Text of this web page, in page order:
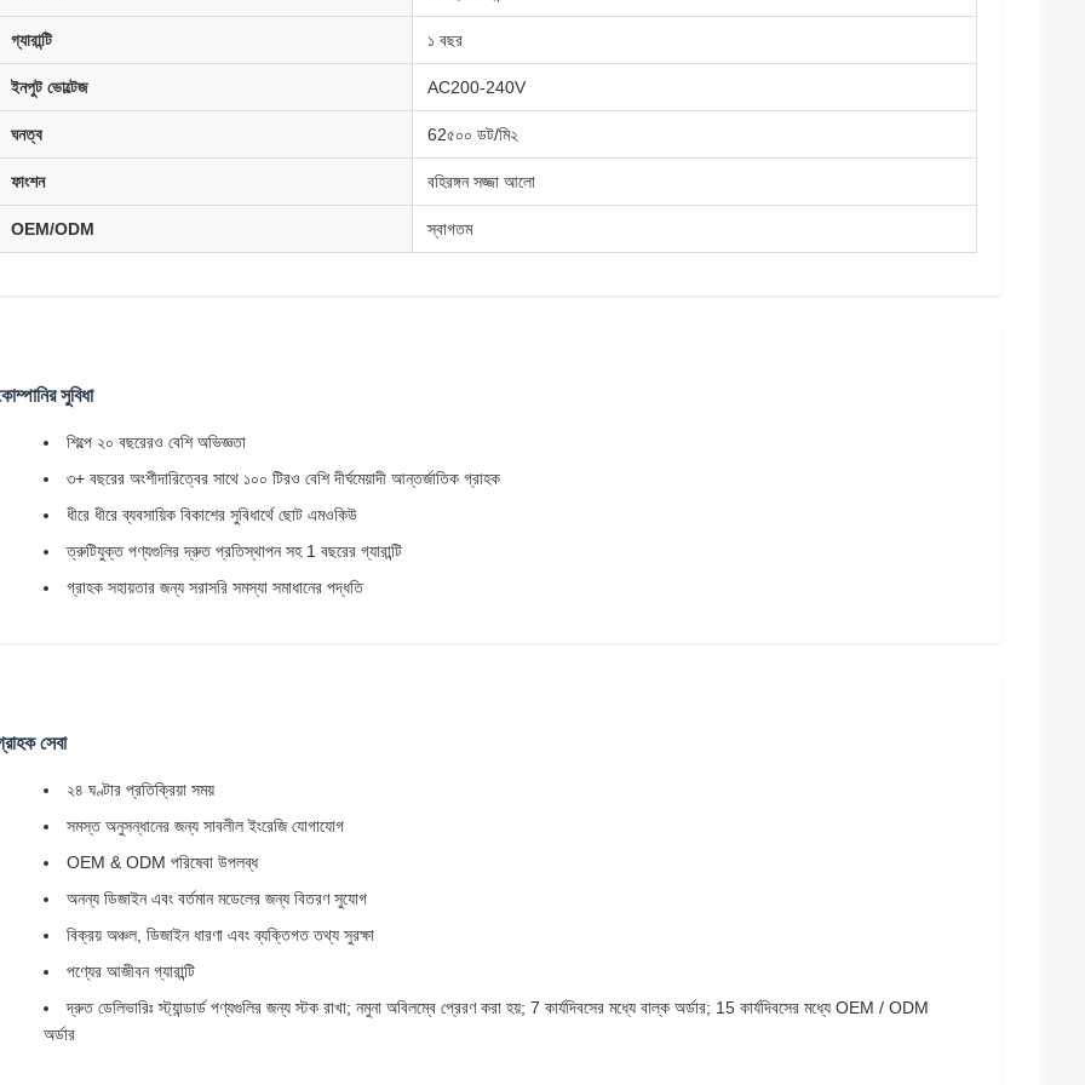
গ্যারান্টি ১ বছর
ইনপুট ভোল্টেজ AC200-240V
ঘনত্ব 62৫০০ ডট/মি২
ফাংশন বহিরঙ্গন সজ্জা আলো
OEM/ODM স্বাগতম
সুবিধা
শিল্পে ২০ বছরেরও বেশি অভিজ্ঞতা
৩+ বছরের অংশীদারিত্বের সাথে ১০০ টিরও বেশি দীর্ঘমেয়াদী আন্তর্জাতিক গ্রাহক
ধীরে ধীরে ব্যবসায়িক বিকাশের সুবিধার্থে ছোট এমওকিউ
ত্রুটিযুক্ত পণ্যগুলির দ্রুত প্রতিস্থাপন সহ 1 বছরের গ্যারান্টি
গ্রাহক সহায়তার জন্য সরাসরি সমস্যা সমাধানের পদ্ধতি
সেবা
২৪ ঘণ্টার প্রতিক্রিয়া সময়
সমস্ত অনুসন্ধানের জন্য সাবলীল ইংরেজি যোগাযোগ
OEM & ODM পরিষেবা উপলব্ধ
অনন্য ডিজাইন এবং বর্তমান মডেলের জন্য বিতরণ সুযোগ
বিক্রয় অঞ্চল, ডিজাইন ধারণা এবং ব্যক্তিগত তথ্য সুরক্ষা
পণ্যের আজীবন গ্যারান্টি
দ্রুত ডেলিভারিঃ স্ট্যান্ডার্ড পণ্যগুলির জন্য স্টক রাখা; নমুনা অবিলম্বে প্রেরণ করা হয়; 7 কার্যদিবসের মধ্যে বাল্ক অর্ডার; 15 কার্যদিবসের মধ্যে OEM / ODM
অর্ডার